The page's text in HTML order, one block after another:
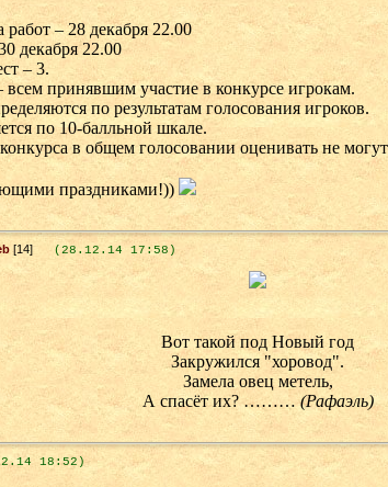
– 28 декабря 22.00
декабря 22.00
– 3.
принявшим участие в конкурсе игрокам.
по результатам голосования игроков.
по 10-балльной шкале.
в общем голосовании оценивать не
праздниками!))
[14] (28.12.14 17:58)
Вот такой под Новый год
Закружился "хоровод".
Замела овец метель,
А спасёт их? ………(Рафаэль)
18:52)